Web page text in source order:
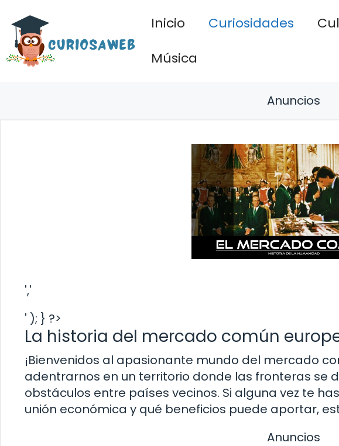
contenido
Inicio Curiosidades
Música
Anuncios
','
' ); } ?>
La historia del mercado común
¡Bienvenidos al apasionante mundo del mercado
adentrarnos en un territorio donde las fronteras se
obstáculos entre países vecinos. Si alguna vez te
unión económica y qué beneficios puede aportar,
Anuncios